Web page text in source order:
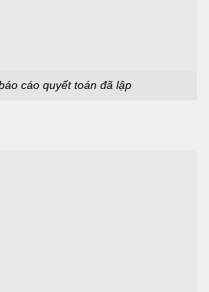
cáo quyết toán đã lập